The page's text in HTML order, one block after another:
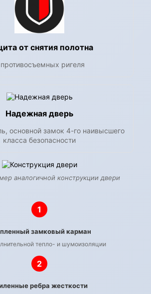
от снятия полотна
ригеля
Надежная дверь
основной замок 4-го наивысшего
класса безопасности
аналогичной конструкции двери
1
замковый карман
тепло- и шумоизоляции
2
ребра жесткости